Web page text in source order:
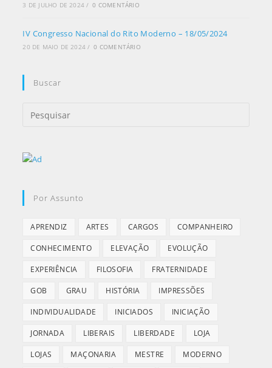
3 DE JULHO DE 2024 / 0 COMENTÁRIO
IV Congresso Nacional do Rito Moderno – 18/05/2024
20 DE MAIO DE 2024 / 0 COMENTÁRIO
Buscar
Por Assunto
APRENDIZ ARTES CARGOS COMPANHEIRO
CONHECIMENTO ELEVAÇÃO EVOLUÇÃO
EXPERIÊNCIA FILOSOFIA FRATERNIDADE
GOB GRAU HISTÓRIA IMPRESSÕES
INDIVIDUALIDADE INICIADOS INICIAÇÃO
JORNADA LIBERAIS LIBERDADE LOJA
LOJAS MAÇONARIA MESTRE MODERNO